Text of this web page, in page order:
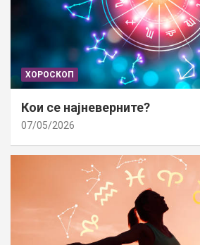
ХОРОСКОП
Кои се најневерните?
07/05/2026